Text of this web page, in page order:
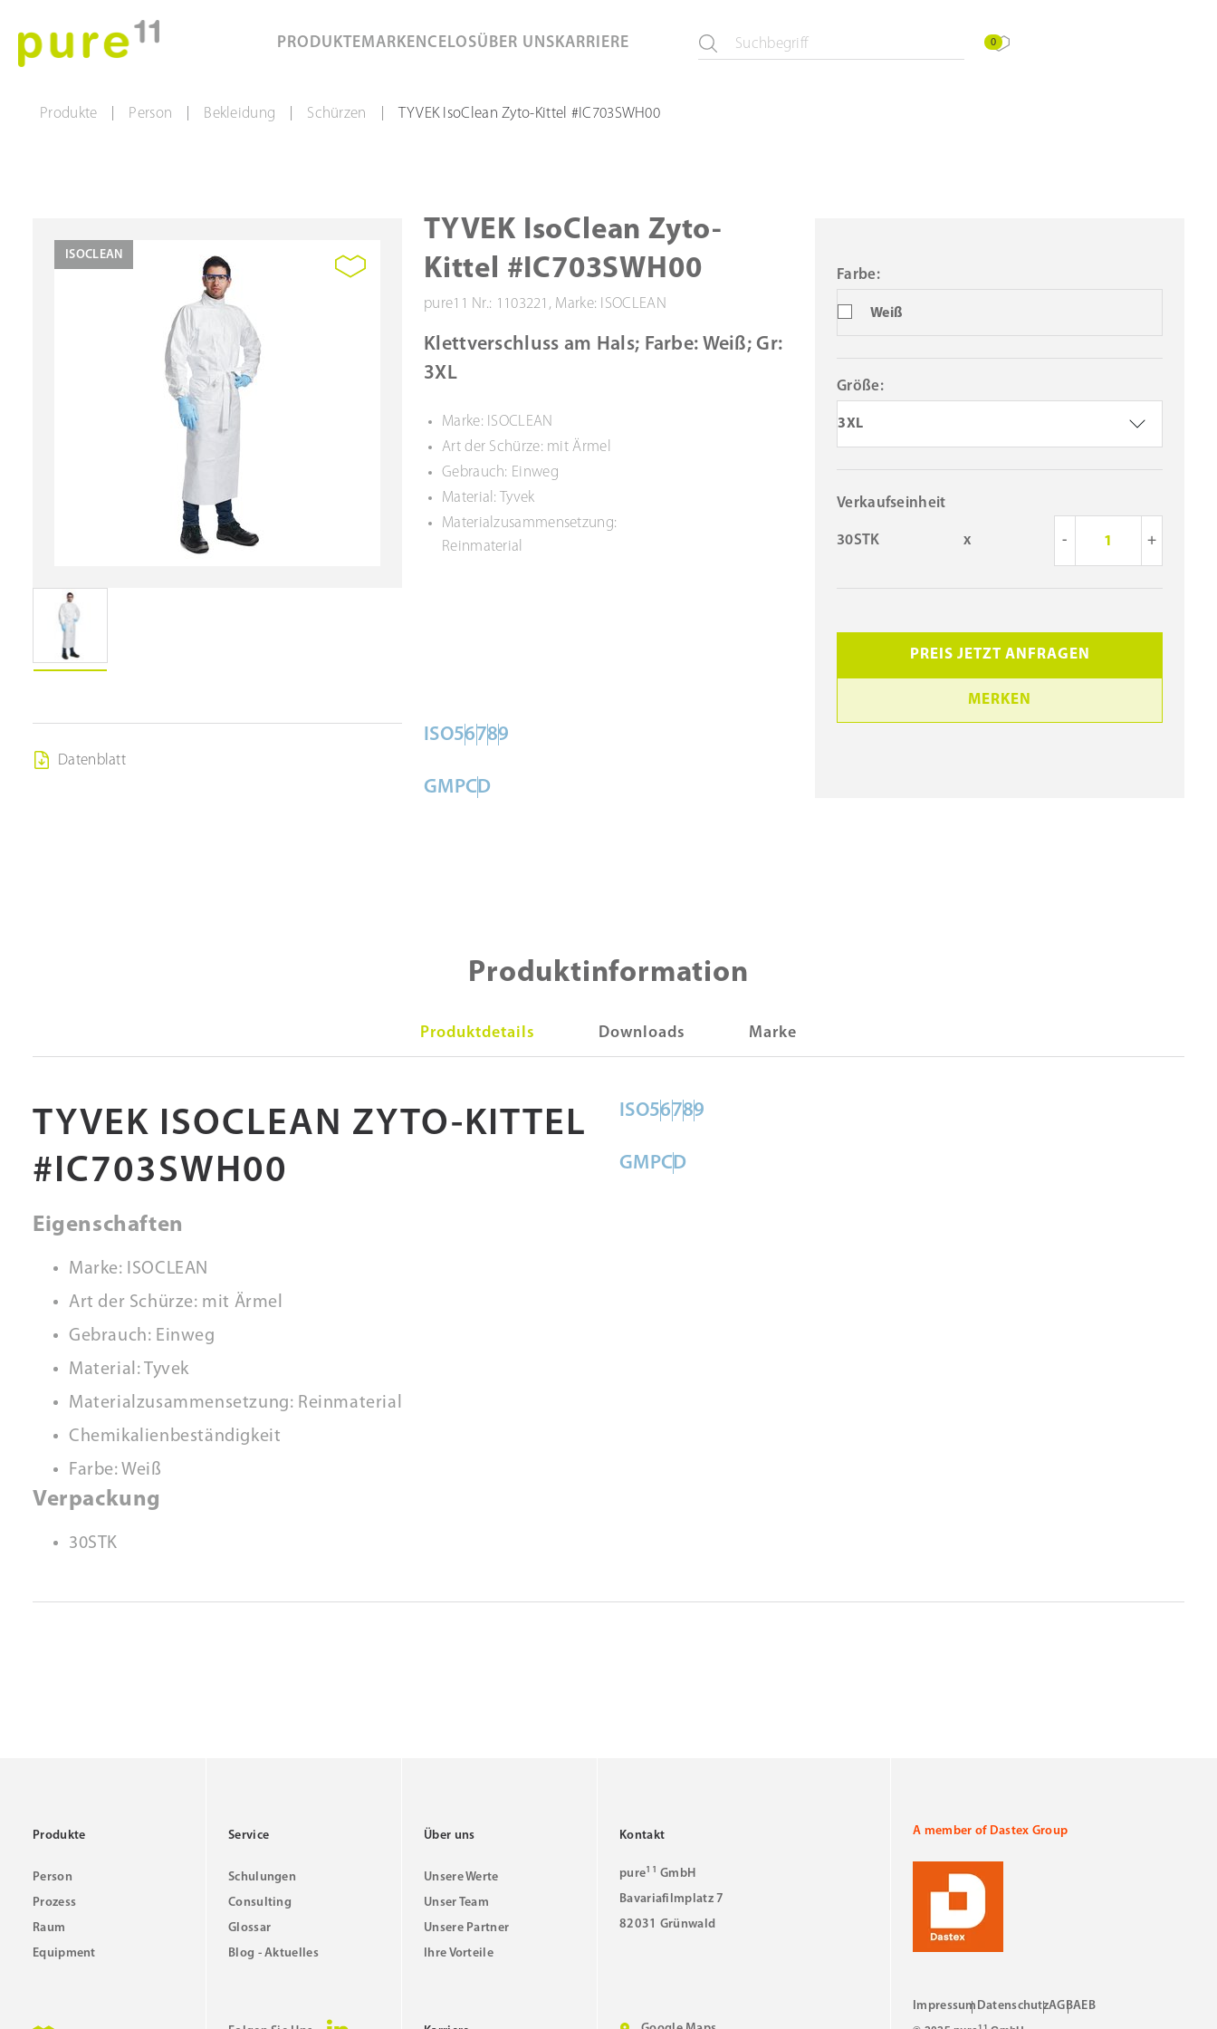
PRODUKTEMARKENCELOSÜBER UNS KARRIERE 0
Produkte Person Bekleidung Schürzen TYVEK IsoClean Zyto-Kittel #IC703SWH00
ISOCLEAN
Datenblatt
TYVEK IsoClean Zyto-
Kittel #IC703SWH00
pure11 Nr.: 1103221, Marke: ISOCLEAN
Klettverschluss am Hals; Farbe: Weiß; Gr:
3XL
Marke: ISOCLEAN
Art der Schürze: mit Ärmel
Gebrauch: Einweg
Material: Tyvek
Materialzusammensetzung:
Reinmaterial
ISO56789
GMPCD
Weiß
Farbe:
3XL
Größe:
Verkaufseinheit
30STK x - +
PREIS JETZT ANFRAGEN
MERKEN
Produktinformation
Produktdetails Downloads Marke
TYVEK ISOCLEAN ZYTO-KITTEL
#IC703SWH00
Eigenschaften
Marke: ISOCLEAN
Art der Schürze: mit Ärmel
Gebrauch: Einweg
Material: Tyvek
Materialzusammensetzung: Reinmaterial
Chemikalienbeständigkeit
Farbe: Weiß
Verpackung
30STK
ISO56789
GMPCD
Produkte
Person
Prozess
Raum
Equipment
Service
Schulungen
Consulting
Glossar
Blog - Aktuelles
Über uns
Unsere Werte
Unser Team
Unsere Partner
Ihre Vorteile
Kontakt
pure11 GmbH
Bavariafilmplatz 7
82031 Grünwald
A member of Dastex Group
Impressum DatenschutzAGBAEB